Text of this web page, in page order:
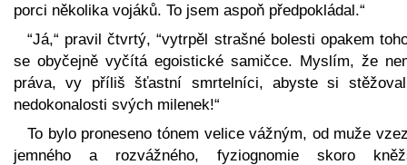
porci několika vojáků. To jsem aspoň předpokládal.“
“Já,“ pravil čtvrtý, “vytrpěl strašné bolesti opakem
se obyčejně vyčítá egoistické samičce. Myslím, že
práva, vy příliš šťastní smrtelníci, abyste si
nedokonalosti svých milenek!“
To bylo proneseno tónem velice vážným, od muže
jemného a rozvážného, fyziognomie skoro